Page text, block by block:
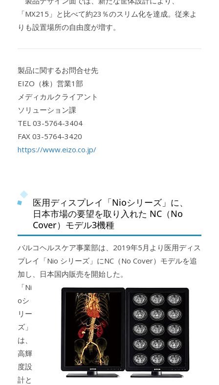
「MX215」と比べて約23％のスリム化を達成。従来よ
りも設置場所の自由度が増す。
製品に関するお問合せ先
EIZO（株）営業1部
メディカルクライアント
ソリューション課
TEL 03-5764-3404
FAX 03-5764-3420
https://www.eizo.co.jp/
医用ディスプレイ「Nioシリーズ」に、
日本市場の要望を取り入れた NC（No
Cover）モデル3機種
バルコヘルスケア事業部は、2019年5月より医用ディス
プレイ「Nio シリーズ」にNC（No Cover）モデルを追
加し、日本国内販売を開始した。
「Ni
oシ
リー
ズ」
は、
高輝
度設
計と